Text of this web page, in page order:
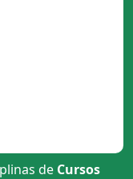
de Cursos